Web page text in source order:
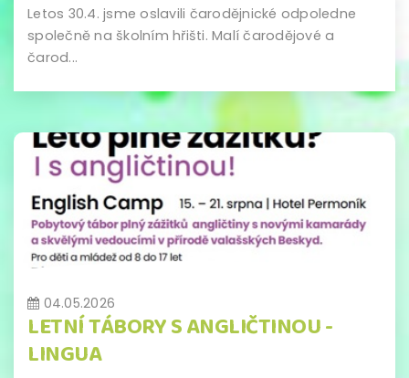
Letos 30.4. jsme oslavili čarodějnické odpoledne
společně na školním hřišti. Malí čarodějové a
čarod...
04.05.2026
LETNÍ TÁBORY S ANGLIČTINOU -
LINGUA